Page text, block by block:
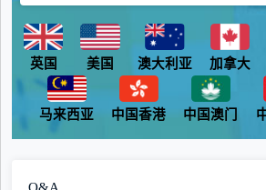
英国 美国 澳大利亚 加拿大
马来西亚 中国香港 中国澳门